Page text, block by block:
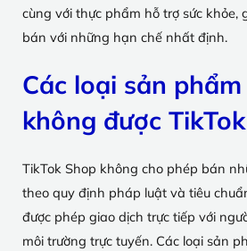
cùng với thực phẩm hỗ trợ sức khỏe,
bán với những hạn chế nhất định.
Các loại sản
không được
TikTok Shop không cho phép bán
theo quy định pháp luật và tiêu
được phép giao dịch trực tiếp với
môi trường trực tuyến. Các loại sản